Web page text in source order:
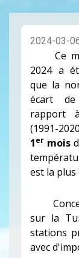
2024-03-
Ce
2024 a
que la
écart
rapport
(1991-
1er mois
est la plus
sur la
stations
avec